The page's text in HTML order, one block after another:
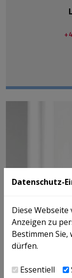
Datenschutz-
Diese
Anzeigen zu
Bestimmen
dürfen.
Essentiell